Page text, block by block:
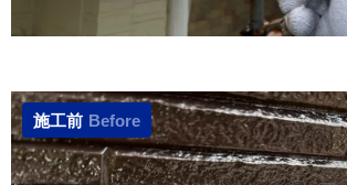
施工前 Before